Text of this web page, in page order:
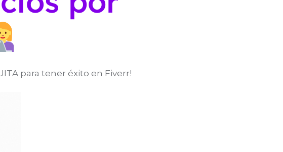
para tener éxito en Fiverr!